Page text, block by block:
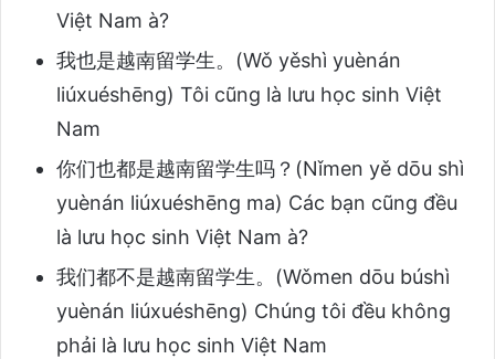
Việt Nam à?
我也是越南留学生。(Wǒ yěshì yuènán
liúxuéshēng) Tôi cũng là lưu học sinh Việt
Nam
你们也都是越南留学生吗？(Nǐmen yě dōu shì
yuènán liúxuéshēng ma) Các bạn cũng đều
là lưu học sinh Việt Nam à?
我们都不是越南留学生。(Wǒmen dōu búshì
yuènán liúxuéshēng) Chúng tôi đều không
phải là lưu học sinh Việt Nam